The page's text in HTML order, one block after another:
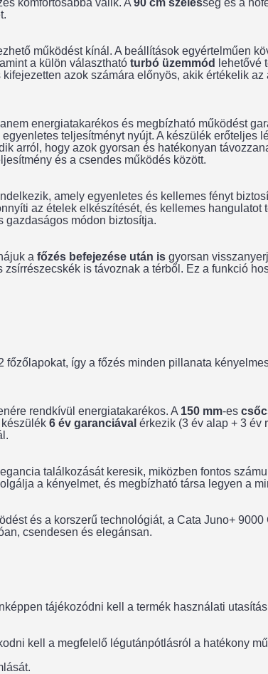
komfortosabbá válik. A 90 cm szélesség és a
működést kínál. A beállítások egyértelműen
a külön választható turbó üzemmód
lehetővé
azok számára előnyös, akik értékelik
energiatakarékos és megbízható működést
egyenletes teljesítményt nyújt. A készülék erőteljes
arról, hogy azok gyorsan és hatékonyan
és a csendes működés között.
amely egyenletes és kellemes fényt
az ételek elkészítését, és kellemes hangulatot
gazdaságos módon biztosítja.
a főzés befejezése után is gyorsan
is távoznak a térből. Ez a funkció
így a főzés minden pillanata
rendkívül energiatakarékos. A 150 mm-es
6 év garanciával érkezik (3 év alap + 3 év
találkozását keresik, miközben fontos
a kényelmet, és megbízható társa legyen a
és a korszerű technológiát, a Cata Juno+
csendesen és elegánsan.
tájékozódni kell a termék használati
kell a megfelelő légutánpótlásról a hatékony